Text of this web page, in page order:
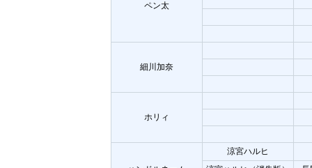
ペン太
細川加奈
ホリィ
涼宮ハルヒ